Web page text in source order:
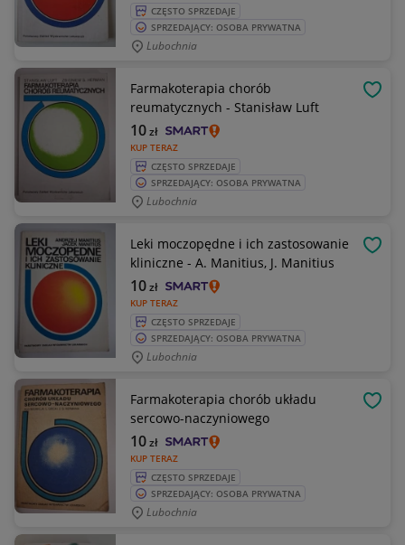
CZĘSTO SPRZEDAJE
SPRZEDAJĄCY: OSOBA PRYWATNA
Lubochnia
Farmakoterapia chorób
reumatycznych - Stanisław Luft
KUP TERAZ
10zł
CZĘSTO SPRZEDAJE
SPRZEDAJĄCY: OSOBA PRYWATNA
Lubochnia
Leki moczopędne i ich zastosowanie
kliniczne - A. Manitius, J. Manitius
KUP TERAZ
10zł
CZĘSTO SPRZEDAJE
SPRZEDAJĄCY: OSOBA PRYWATNA
Lubochnia
Farmakoterapia chorób układu
sercowo-naczyniowego
KUP TERAZ
10zł
CZĘSTO SPRZEDAJE
SPRZEDAJĄCY: OSOBA PRYWATNA
Lubochnia